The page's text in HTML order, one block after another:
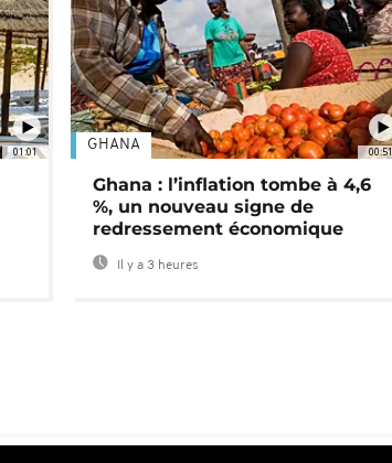
01:01 00:51
GHANA
Ghana : l’inflation tombe à 4,6
%, un nouveau signe de
redressement économique
Il y a 3 heures